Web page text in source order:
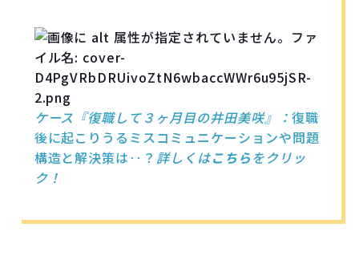
ケース『復職して３ヶ月目の井田美咲』： 復職
後に起こりうるミスコミュニケーションや問題
構造と解決策は‥？ 詳しくはこちらをクリッ
ク！